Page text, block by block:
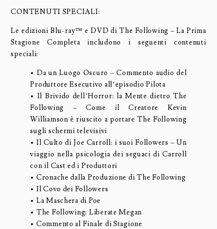
CONTENUTI SPECIALI:
Le edizioni Blu-ray™ e DVD di The Following – La Prima
Stagione Completa includono i seguenti contenuti
speciali:
• Da un Luogo Oscuro – Commento audio del
Produttore Esecutivo all’episodio Pilota
• Il Brivido dell’Horror: la Mente dietro The
Following – Come il Creatore Kevin
Williamson è riuscito a portare The Following
sugli schermi televisivi
• Il Culto di Joe Carroll: i suoi Followers – Un
viaggio nella psicologia dei seguaci di Carroll
con il Cast ed i Produttori
• Cronache dalla Produzione di The Following
• Il Covo dei Followers
• La Maschera di Poe
• The Following: Liberate Megan
• Commento al Finale di Stagione